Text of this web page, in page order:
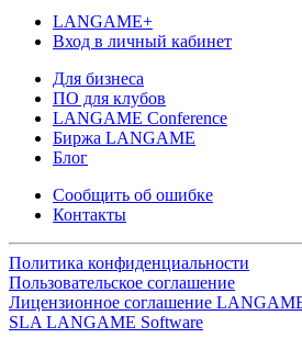
LANGAME+
Вход в личный кабинет
Для бизнеса
ПО для клубов
LANGAME Conference
Биржа LANGAME
Блог
Сообщить об ошибке
Контакты
Политика конфиденциальности
Пользовательское соглашение
Лицензионное соглашение
SLA LANGAME Software